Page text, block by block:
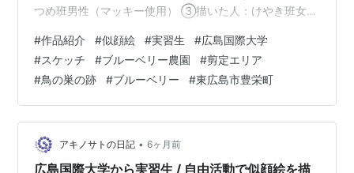
つめ班男性（マッキー使用） ③描いた人：けやき班女性
用） ⑤描いた人：けやき班女性（マッキー使用） ⑥描
いた人：なつめ班男性（マッキーと鉛筆、クレヨン使
用） ⑦描いた人：けやき班女性（マッキー使用） ⑧描
いた人：なつめ班女性（マッキーと鉛筆、クレヨン使
用） 遊フォト685 2月22日の東広島市豊栄町のブルーベ
リー農園剪定エリア、鳥の巣の跡…
#作品紹介 #似顔絵 #実習生 #広島国際大学
#スケッチ #ブルーベリー農園 #剪定エリア
#鳥の巣の跡 #ブルーベリー #東広島市豊栄町
アキノサトの日記 • 6ヶ月前
広島国際大学から実習生 / 自由活動で似顔絵を描